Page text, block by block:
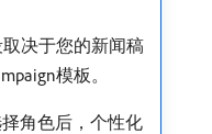
决于您的新闻稿
模板。
角色后，个性化